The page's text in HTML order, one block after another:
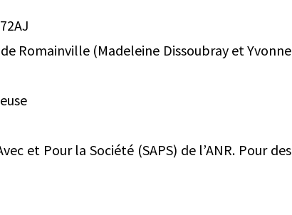
Romainville (Madeleine Dissoubray et Yvonne
et Pour la Société (SAPS) de l’ANR. Pour des